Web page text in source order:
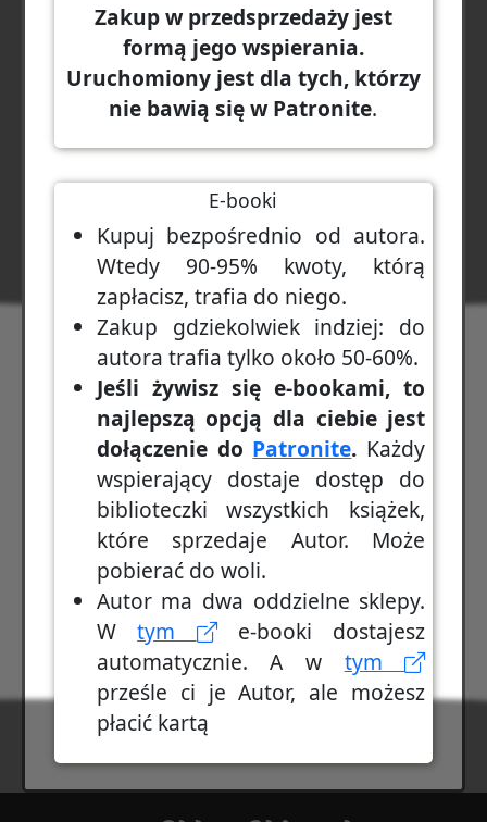
Zakup w przedsprzedaży jest
formą jego wspierania.
Uruchomiony jest dla tych, którzy
nie bawią się w Patronite.
E-booki
Kupuj bezpośrednio od autora.
Wtedy 90-95% kwoty, którą
zapłacisz, trafia do niego.
Zakup gdziekolwiek indziej: do
autora trafia tylko około 50-60%.
Jeśli żywisz się e-bookami, to
najlepszą opcją dla ciebie jest
dołączenie do Patronite. Każdy
wspierający dostaje dostęp do
biblioteczki wszystkich książek,
które sprzedaje Autor. Może
pobierać do woli.
Autor ma dwa oddzielne sklepy.
Wtym
e-booki dostajesz
automatycznie. A w tym
prześle ci je Autor, ale możesz
płacić kartą